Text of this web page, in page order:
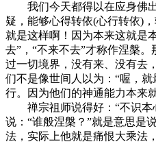
我们今天都得以在应身佛出
疑，能够心得转依(心行转依)
就是这样啊！因为本来这就是
去”，“不来不去”才称作涅槃
过一切境界，没有来、没有去
们不是像世间人以为：“喔，
行。因为他们的神通能力本来
禅宗祖师说得好：“不识本心
说：“谁般涅槃？”就是意思是
法，实际上他就是痛恨大乘法